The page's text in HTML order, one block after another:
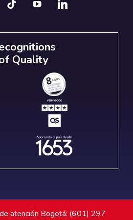
Quality
atención Bogotá: (601) 297